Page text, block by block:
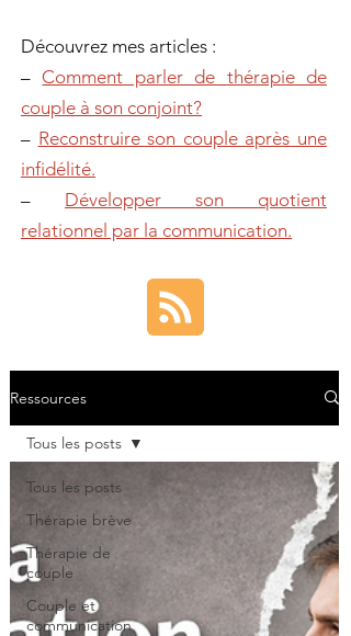
Découvrez mes articles :
– Comment parler de thérapie de
couple à son conjoint?
– Reconstruire son couple après une
infidélité.
– Développer son quotient
relationnel par la communication.
Ressources
Tous les posts
Thérapie brève
Thérapie de
couple
Couple et
communication
Tous les posts